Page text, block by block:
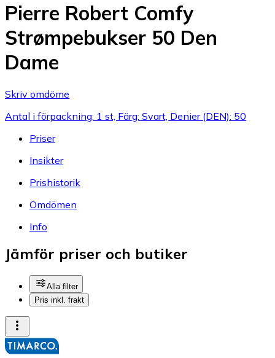
Pierre Robert Comfy
Strømpebukser 50 Den
Dame
Skriv omdöme
Antal i förpackning: 1 st, Färg: Svart, Denier (DEN): 50
Priser
Insikter
Prishistorik
Omdömen
Info
Jämför priser och butiker
Alla filter
Pris inkl. frakt